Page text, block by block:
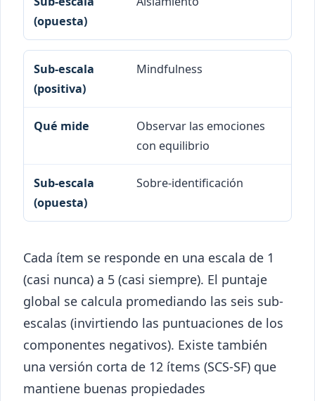
Mindfulness
Observar las emociones
con equilibrio
Sobre-identificación
Cada ítem se responde en una escala de 1
(casi nunca) a 5 (casi siempre). El puntaje
global se calcula promediando las seis sub-
escalas (invirtiendo las puntuaciones de los
componentes negativos). Existe también
una versión corta de 12 ítems (SCS-SF) que
mantiene buenas propiedades